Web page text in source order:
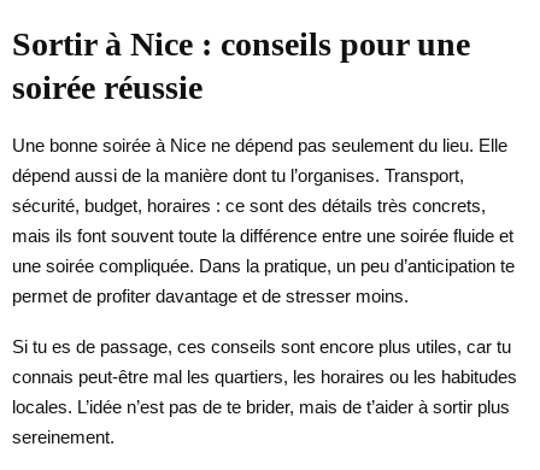
Sortir à Nice : conseils pour une
soirée réussie
Une bonne soirée à Nice ne dépend pas seulement du lieu. Elle
dépend aussi de la manière dont tu l’organises. Transport,
sécurité, budget, horaires : ce sont des détails très concrets,
mais ils font souvent toute la différence entre une soirée fluide et
une soirée compliquée. Dans la pratique, un peu d’anticipation te
permet de profiter davantage et de stresser moins.
Si tu es de passage, ces conseils sont encore plus utiles, car tu
connais peut-être mal les quartiers, les horaires ou les habitudes
locales. L’idée n’est pas de te brider, mais de t’aider à sortir plus
sereinement.